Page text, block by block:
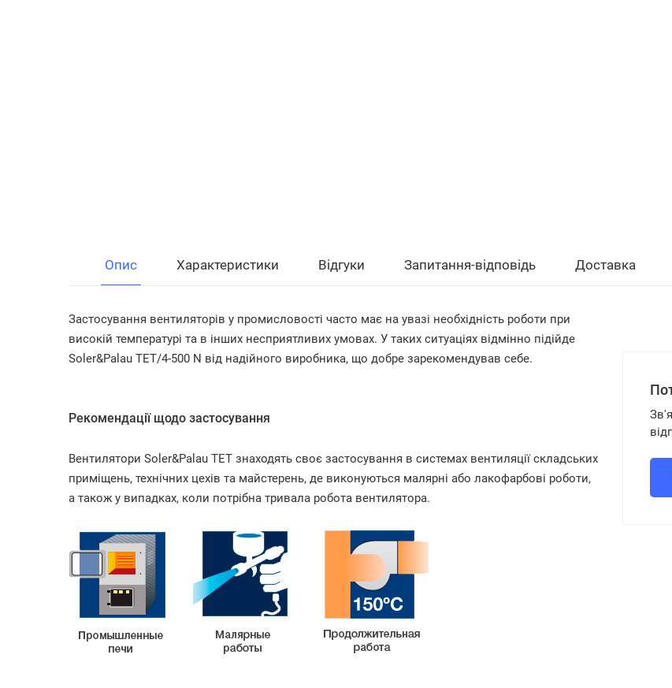
Опис Характеристики Відгуки Запитання-відповідь Доставка
Застосування вентиляторів у промисловості часто має на увазі необхідність роботи при
високій температурі та в інших несприятливих умовах. У таких ситуаціях відмінно підійде
Soler&Palau TET/4-500 N від надійного виробника, що добре зарекомендував себе.
Рекомендації щодо застосування
Вентилятори Soler&Palau TET знаходять своє застосування в системах вентиляції складських
приміщень, технічних цехів та майстерень, де виконуються малярні або лакофарбові роботи,
а також у випадках, коли потрібна тривала робота вентилятора.